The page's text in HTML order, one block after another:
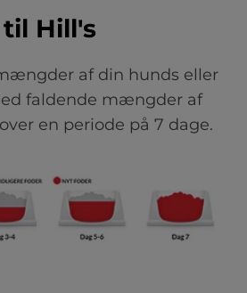
Hill's
af din hunds eller
faldende mængder af
en periode på 7 dage.